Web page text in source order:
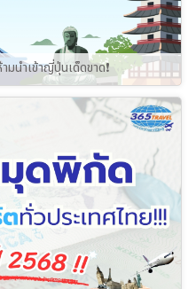
นำเข้าญี่ปุ่นเด็ดขาด❗️